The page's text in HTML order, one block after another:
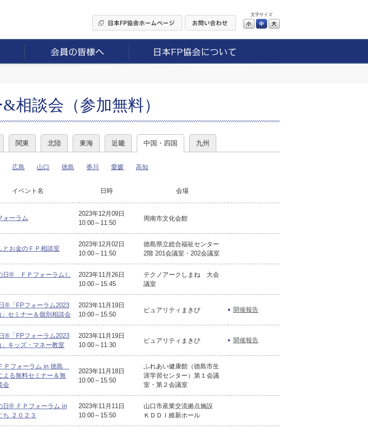
文字サイズ
小 中
相談会（参加無料）
関東 北陸 東海 近畿 中国・四国 九州
広島 山口 徳島 香川 愛媛 高知
イベント名 日時 会場
ォーラム
2023年12月09日
10:00～11:50
周南市文化会館
とお金のＦＰ相談室
2023年12月02日
10:00～11:50
徳島県立総合福祉センター
2階 201会議室・202会議室
日® ＦＰフォーラムし
2023年11月26日
10:00～15:45
テクノアークしまね 大会
議室
®「FPフォーラム2023
セミナー＆個別相談会
2023年11月19日
10:00～15:50
ピュアリティまきび 開催報告
®「FPフォーラム2023
キッズ・マネー教室
2023年11月19日
10:00～11:30
ピュアリティまきび 開催報告
Ｐフォーラム in 徳島
よる無料セミナー＆無
会
2023年11月18日
10:00～15:50
ふれあい健康館（徳島市生
涯学習センター）第１会議
室・第２会議室
日® ＦＰフォーラム in
ち ２０２３
2023年11月11日
10:00～15:50
山口市産業交流拠点施設
ＫＤＤＩ維新ホール